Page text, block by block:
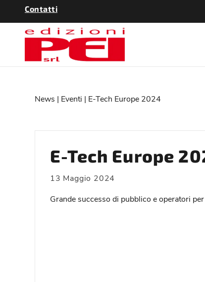
Contatti
News | Eventi | E-Tech Europe 2024
E-Tech Europe
13 Maggio 2024
Grande successo di pubblico e operatori